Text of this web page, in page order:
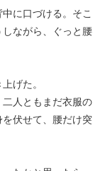
に口づける。そこ
ながら、ぐっと腰
げた。
人ともまだ衣服の
伏せて、腰だけ突